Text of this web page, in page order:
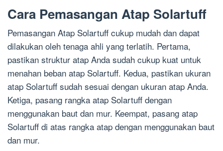
Cara Pemasangan Atap Solartuff
Pemasangan Atap Solartuff cukup mudah dan dapat
dilakukan oleh tenaga ahli yang terlatih. Pertama,
pastikan struktur atap Anda sudah cukup kuat untuk
menahan beban atap Solartuff. Kedua, pastikan ukuran
atap Solartuff sudah sesuai dengan ukuran atap Anda.
Ketiga, pasang rangka atap Solartuff dengan
menggunakan baut dan mur. Keempat, pasang atap
Solartuff di atas rangka atap dengan menggunakan baut
dan mur.